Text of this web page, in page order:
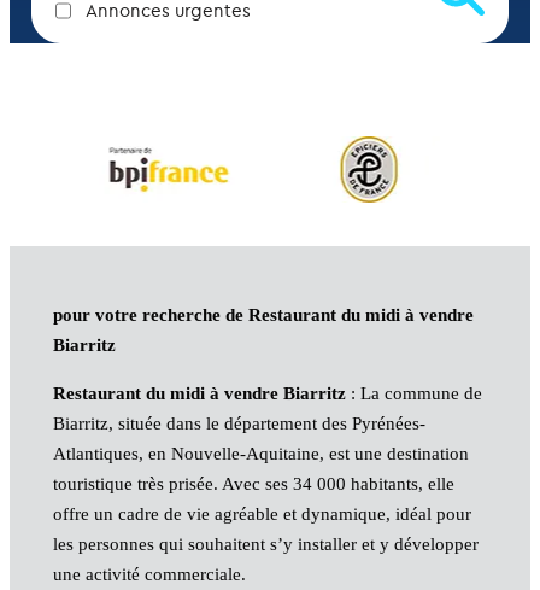
Annonces urgentes
pour votre recherche de Restaurant du midi à vendre
Biarritz
Restaurant du midi à vendre Biarritz: La commune de
Biarritz, située dans le département des Pyrénées-
Atlantiques, en Nouvelle-Aquitaine, est une destination
touristique très prisée. Avec ses 34 000 habitants, elle
offre un cadre de vie agréable et dynamique, idéal pour
les personnes qui souhaitent s’y installer et y développer
une activité commerciale.